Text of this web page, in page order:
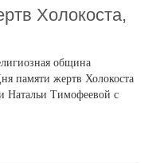
Холокоста,
община
памяти жертв Холокоста
Натальи Тимофеевой с